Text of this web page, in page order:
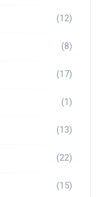
(12)
(8)
(17)
(1)
(13)
(22)
(15)